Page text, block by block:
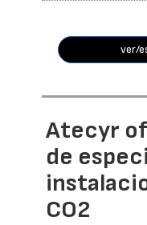
ver/
Atecyr
de
CO2